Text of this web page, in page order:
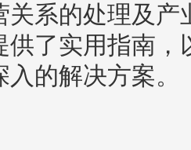
关系的处理及
供了实用指南
的解决方案。